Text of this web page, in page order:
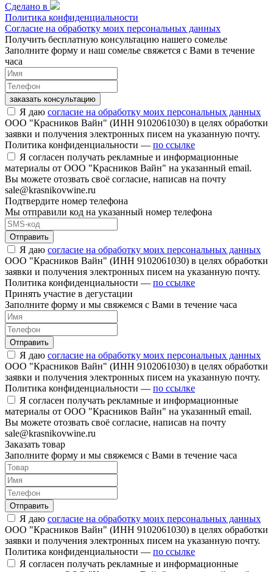
Сделано в
Политика конфиденциальности
Согласие на обработку моих персональных данных
Получить бесплатную консультацию нашего сомелье
Заполните форму и наш сомелье свяжется с Вами в течение
часа
заказать консультацию
Я даю согласие на обработку моих персональных данных
ООО "Красников Вайн" (ИНН 9102061030) в целях обработки
заявки и получения электронных писем на указанную почту.
Политика конфиденциальности — по ссылке
Я согласен получать рекламные и информационные
материалы от ООО "Красников Вайн" на указанный email.
Вы можете отозвать своё согласие, написав на почту
sale@krasnikovwine.ru
Подтвердите номер телефона
Мы отправили код на указанный номер телефона
Отправить
Я даю согласие на обработку моих персональных данных
ООО "Красников Вайн" (ИНН 9102061030) в целях обработки
заявки и получения электронных писем на указанную почту.
Политика конфиденциальности — по ссылке
Принять участие в дегустации
Заполните форму и мы свяжемся с Вами в течение часа
Отправить
Я даю согласие на обработку моих персональных данных
ООО "Красников Вайн" (ИНН 9102061030) в целях обработки
заявки и получения электронных писем на указанную почту.
Политика конфиденциальности — по ссылке
Я согласен получать рекламные и информационные
материалы от ООО "Красников Вайн" на указанный email.
Вы можете отозвать своё согласие, написав на почту
sale@krasnikovwine.ru
Заказать товар
Заполните форму и мы свяжемся с Вами в течение часа
Отправить
Я даю согласие на обработку моих персональных данных
ООО "Красников Вайн" (ИНН 9102061030) в целях обработки
заявки и получения электронных писем на указанную почту.
Политика конфиденциальности — по ссылке
Я согласен получать рекламные и информационные